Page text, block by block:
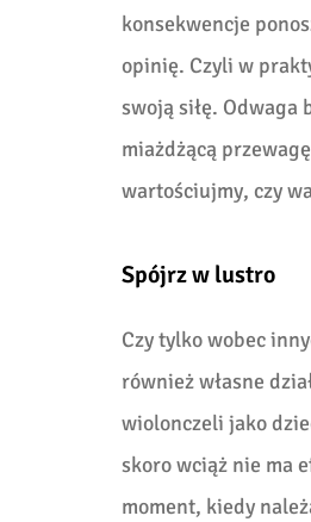
konsekwencje
opinię. Czyli w
swoją siłę.
miażdżącą
wartościujmy, czy
Spójrz w lustro
Czy tylko wobec
również własne
wiolonczeli jako
skoro wciąż nie ma
moment, kiedy